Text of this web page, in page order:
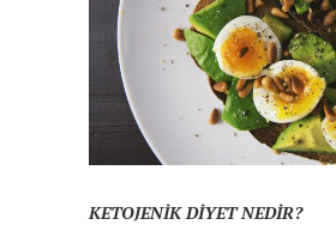
KETOJENİK DİYET NEDİR?